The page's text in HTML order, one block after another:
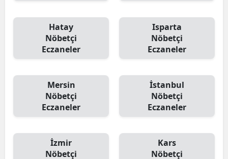
Hatay
Nöbetçi
Eczaneler
Isparta
Nöbetçi
Eczaneler
Mersin
Nöbetçi
Eczaneler
İstanbul
Nöbetçi
Eczaneler
İzmir
Nöbetçi
Kars
Nöbetçi